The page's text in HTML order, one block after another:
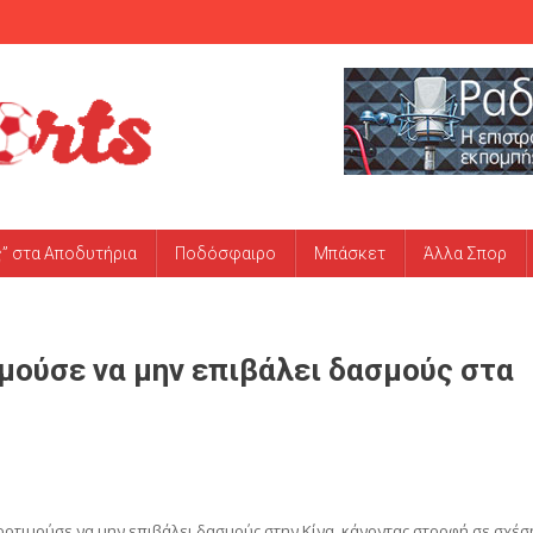
στα Αποδυτήρια Ποδόσφαιρο Μπάσκετ Άλλα Σπορ
να μην επιβάλει δασμούς στα